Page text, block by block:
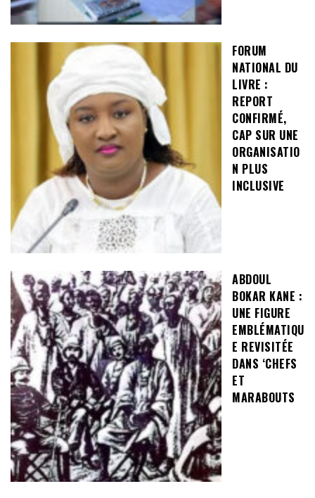
FORUM
NATIONAL DU
LIVRE :
REPORT
CONFIRMÉ,
CAP SUR UNE
ORGANISATIO
N PLUS
INCLUSIVE
ABDOUL
BOKAR KANE :
UNE FIGURE
EMBLÉMATIQU
E REVISITÉE
DANS ‘CHEFS
ET
MARABOUTS